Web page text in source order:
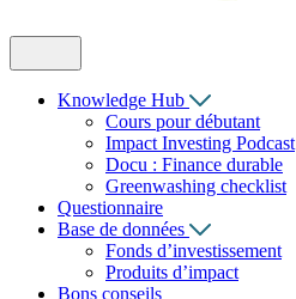
Knowledge Hub
Cours pour débutant
Impact Investing Podcast
Docu : Finance durable
Greenwashing checklist
Questionnaire
Base de données
Fonds d’investissement
Produits d’impact
Bons conseils